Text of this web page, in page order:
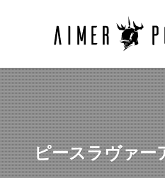
ピースラヴァー